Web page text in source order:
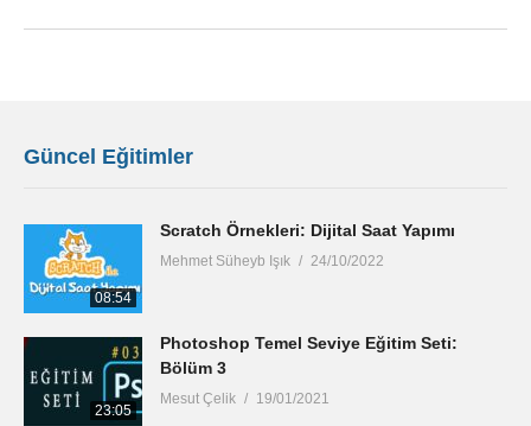
Güncel Eğitimler
08:54
Scratch Örnekleri: Dijital Saat Yapımı
Mehmet Süheyb Işık 24/10/2022
23:05
Photoshop Temel Seviye Eğitim Seti:
Bölüm 3
Mesut Çelik 19/01/2021